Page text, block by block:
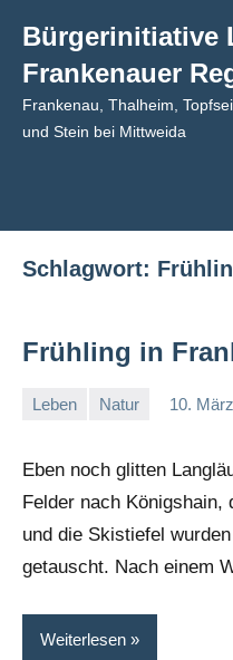
Inhalt
springen
Bürgerinitiative
Frankenauer
Frankenau, Thalheim,
und Stein bei Mittweida
Schlagwort:
Frühling in
Leben Natur 10.
Eben noch glitten
Felder nach Königshain,
und die Skistiefel
getauscht. Nach einem
Weiterlesen